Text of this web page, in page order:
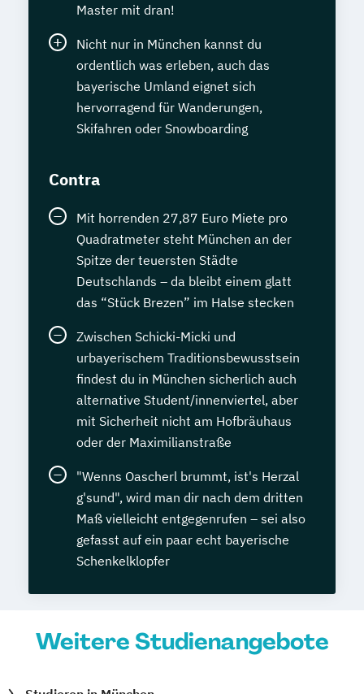
Master mit dran!
Nicht nur in München kannst du
ordentlich was erleben, auch das
bayerische Umland eignet sich
hervorragend für Wanderungen,
Skifahren oder Snowboarding
Contra
Mit horrenden 27,87 Euro Miete pro
Quadratmeter steht München an der
Spitze der teuersten Städte
Deutschlands – da bleibt einem glatt
das “Stück Brezen” im Halse stecken
Zwischen Schicki-Micki und
urbayerischem Traditionsbewusstsein
findest du in München sicherlich auch
alternative Student/innenviertel, aber
mit Sicherheit nicht am Hofbräuhaus
oder der Maximilianstraße
"Wenns Oascherl brummt, ist's Herzal
g'sund", wird man dir nach dem dritten
Maß vielleicht entgegenrufen – sei also
gefasst auf ein paar echt bayerische
Schenkelklopfer
Weitere Studienangebote